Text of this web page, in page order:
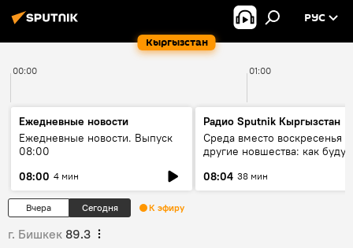
Кыргызстан
РУС
00:00 01:00
Ежедневные новости
Ежедневные новости. Выпуск
08:00
08:00 4 мин
Радио Sputnik Кыргызстан
Среда вместо воскресенья и
другие новшества: как будут
08:04 38 мин
Вчера Сегодня К эфиру
г. Бишкек 89.3